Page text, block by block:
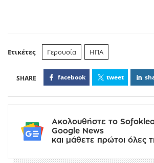
Ετικέτες Γερουσία ΗΠΑ
facebook tweet
Ακολουθήστε το
Google News
και μάθετε πρώτοι όλες